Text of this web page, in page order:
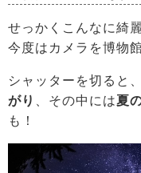
せっかくこんなに綺
今度はカメラを博物
シャッターを切ると、
がり
、その中には夏
も！